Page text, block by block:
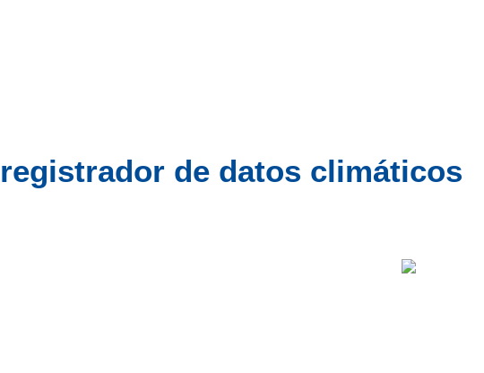
registrador de datos climáticos